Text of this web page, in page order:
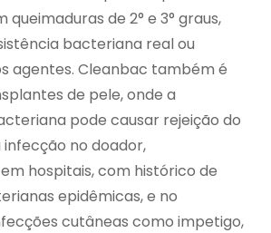
de 2° e 3° graus,
bacteriana real ou
agentes. Cleanbac também é
de pele, onde a
pode causar rejeição do
no doador,
hospitais, com histórico de
epidêmicas, e no
cutâneas como impetigo,